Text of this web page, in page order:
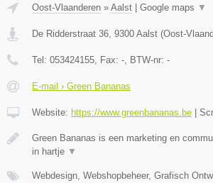
Oost-Vlaanderen » Aalst Google maps ▼
De Ridderstraat 36, 9300 Aalst (Oost-
Tel: 053424155, Fax: -, BTW-nr: -
E-mail › Green Bananas
Website: https://www.greenbananas.be
Green Bananas is een marketing en
in hartje ▼
Webdesign, Webshopbeheer, Grafisch